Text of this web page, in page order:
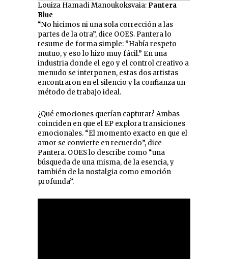
Louiza Hamadi Manoukoksvaia: Pantera
Blue
“No hicimos ni una sola corrección a las
partes de la otra”, dice OOES. Pantera lo
resume de forma simple: “Había respeto
mutuo, y eso lo hizo muy fácil.” En una
industria donde el ego y el control creativo a
menudo se interponen, estas dos artistas
encontraron en el silencio y la confianza un
método de trabajo ideal.
¿Qué emociones querían capturar? Ambas
coinciden en que el EP explora transiciones
emocionales. “El momento exacto en que el
amor se convierte en recuerdo”, dice
Pantera. OOES lo describe como “una
búsqueda de una misma, de la esencia, y
también de la nostalgia como emoción
profunda”.